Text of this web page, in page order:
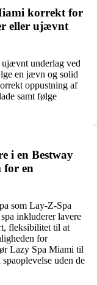
korrekt for
eller ujævnt
underlag ved
en jævn og solid
oppustning af
samt følge
i en Bestway
for en
som Lay-Z-Spa
inkluderer lavere
fleksibilitet til at
for
Lazy Spa Miami til
uden de